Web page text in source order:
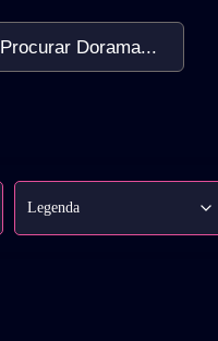
Procurar Dorama...